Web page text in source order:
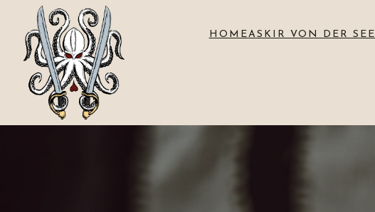
HOMEASKIR VON DER SEE